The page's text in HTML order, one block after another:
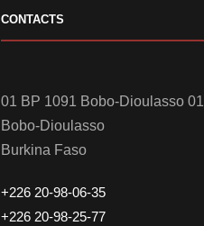
CONTACTS
01 BP 1091 Bobo-Dioulasso 01
Bobo-Dioulasso
Burkina Faso
+226 20-98-06-35
+226 20-98-25-77